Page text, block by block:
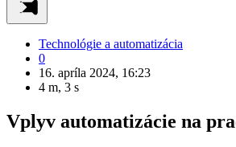
Technológie a automatizácia
0
16. apríla 2024, 16:23
4 m, 3 s
Vplyv automatizácie na